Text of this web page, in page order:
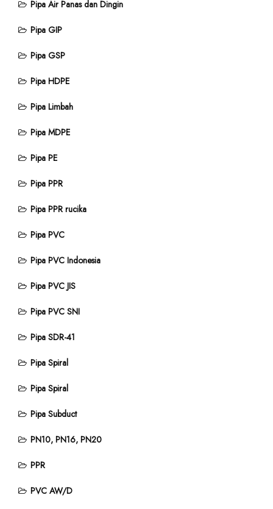
Pipa Air Panas dan Dingin
Pipa GIP
Pipa GSP
Pipa HDPE
Pipa Limbah
Pipa MDPE
Pipa PE
Pipa PPR
Pipa PPR rucika
Pipa PVC
Pipa PVC Indonesia
Pipa PVC JIS
Pipa PVC SNI
Pipa SDR-41
Pipa Spiral
Pipa Spiral
Pipa Subduct
PN10, PN16, PN20
PPR
PVC AW/D